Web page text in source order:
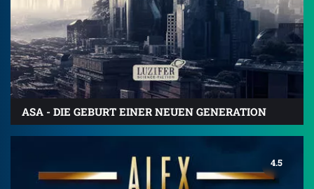
ASA - DIE GEBURT EINER NEUEN GENERATION
4.5